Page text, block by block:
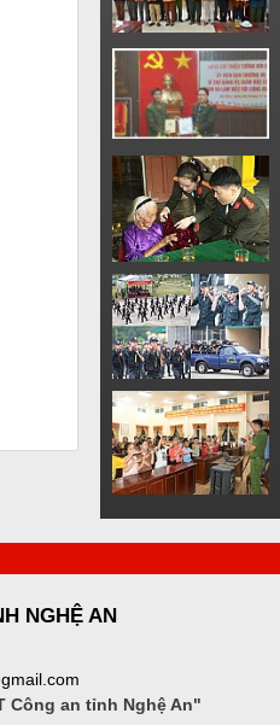
NGHỆ AN
an tỉnh Nghệ An"